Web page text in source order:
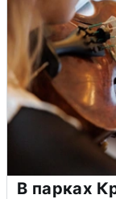
В парках